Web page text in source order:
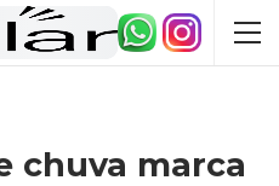
chuva marca